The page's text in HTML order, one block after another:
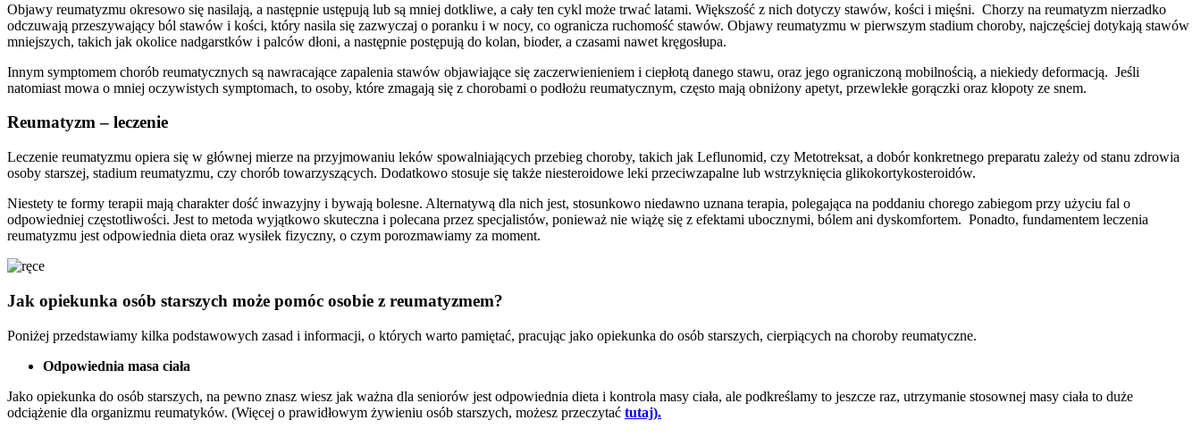
Objawy reumatyzmu okresowo się nasilają, a następnie ustępują lub są mniej dotkliwe, a cały ten cykl może trwać latami. Większość z nich dotyczy stawów, kości i mięśni. Chorzy na reumatyzm nierzadko
odczuwają przeszywający ból stawów i kości, który nasila się zazwyczaj o poranku i w nocy, co ogranicza ruchomość stawów. Objawy reumatyzmu w pierwszym stadium choroby, najczęściej dotykają stawów
mniejszych, takich jak okolice nadgarstków i palców dłoni, a następnie postępują do kolan, bioder, a czasami nawet kręgosłupa.
Innym symptomem chorób reumatycznych są nawracające zapalenia stawów objawiające się zaczerwienieniem i ciepłotą danego stawu, oraz jego ograniczoną mobilnością, a niekiedy deformacją. Jeśli
natomiast mowa o mniej oczywistych symptomach, to osoby, które zmagają się z chorobami o podłożu reumatycznym, często mają obniżony apetyt, przewlekłe gorączki oraz kłopoty ze snem.
Reumatyzm – leczenie
Leczenie reumatyzmu opiera się w głównej mierze na przyjmowaniu leków spowalniających przebieg choroby, takich jak Leflunomid, czy Metotreksat, a dobór konkretnego preparatu zależy od stanu zdrowia
osoby starszej, stadium reumatyzmu, czy chorób towarzyszących. Dodatkowo stosuje się także niesteroidowe leki przeciwzapalne lub wstrzyknięcia glikokortykosteroidów.
Niestety te formy terapii mają charakter dość inwazyjny i bywają bolesne. Alternatywą dla nich jest, stosunkowo niedawno uznana terapia, polegająca na poddaniu chorego zabiegom przy użyciu fal o
odpowiedniej częstotliwości. Jest to metoda wyjątkowo skuteczna i polecana przez specjalistów, ponieważ nie wiążę się z efektami ubocznymi, bólem ani dyskomfortem. Ponadto, fundamentem leczenia
reumatyzmu jest odpowiednia dieta oraz wysiłek fizyczny, o czym porozmawiamy za moment.
Jak opiekunka osób starszych może pomóc osobie z reumatyzmem?
Poniżej przedstawiamy kilka podstawowych zasad i informacji, o których warto pamiętać, pracując jako opiekunka do osób starszych, cierpiących na choroby reumatyczne.
Odpowiednia masa ciała
Jako opiekunka do osób starszych, na pewno znasz wiesz jak ważna dla seniorów jest odpowiednia dieta i kontrola masy ciała, ale podkreślamy to jeszcze raz, utrzymanie stosownej masy ciała to duże
odciążenie dla organizmu reumatyków. (Więcej o prawidłowym żywieniu osób starszych, możesz przeczytać tutaj).